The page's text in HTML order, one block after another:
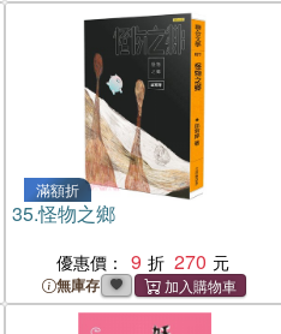
滿額折
35.怪物之鄉
優惠價： 9 270
無庫存